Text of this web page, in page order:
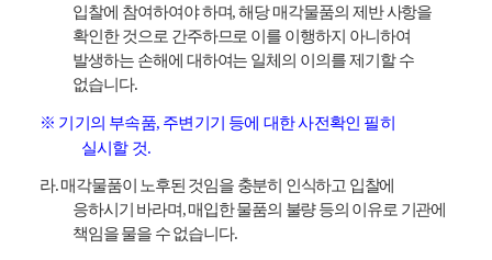
입찰에 참여하여야 하며,해당 매각물품의 제반 사항을
확인한 것으로 간주하므로 이를 이행하지 아니하여
발생하는 손해에 대하여는 일체의 이의를 제기할 수
없습니다.
※ 기기의 부속품, 주변기기 등에 대한 사전확인 필히
실시할 것.
라.매각물품이 노후된 것임을 충분히 인식하고 입찰에
응하시기 바라며,매입한 물품의 불량 등의 이유로 기관에
책임을 물을 수 없습니다.